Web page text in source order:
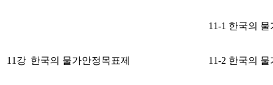
11강 한국의 물가안정목표제
11-1 한국의
11-2 한국의